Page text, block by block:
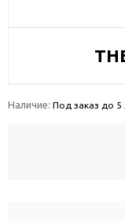
Наличие: Под заказ до 5